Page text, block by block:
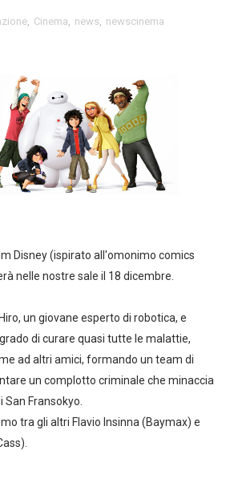
le iniziative UCI Cinemas
Shameless
la durata del gioco e i Gigabyte
World" annunciata la seconda
NEWS SUL LIVE-ACTION
Big Fish - Le storie di una vita
Apocalypse, nuovo poster
nuovo trailer in italiano!
al Futuro - Storie mai narrate e
, Cinema, news, newscinema
Disney (ispirato all'omonimo comics
nelle nostre sale il 18 dicembre.
un giovane esperto di robotica, e
di curare quasi tutte le malattie,
ad altri amici, formando un team di
un complotto criminale che minaccia
Fransokyo.
tra gli altri Flavio Insinna (Baymax) e